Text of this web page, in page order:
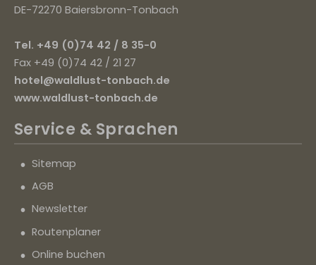
DE-72270 Baiersbronn-Tonbach
Tel. +49 (0)74 42 / 8 35-0
Fax +49 (0)74 42 / 21 27
hotel@waldlust-tonbach.de
www.waldlust-tonbach.de
Service & Sprachen
Sitemap
AGB
Newsletter
Routenplaner
Online buchen